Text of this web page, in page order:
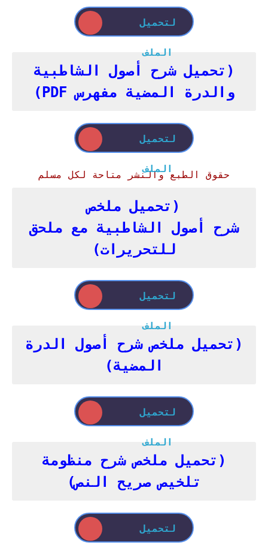
لتحميل
الملف
(تحميل شرح أصول الشاطبية
والدرة المضية مفهرس PDF)
لتحميل
الملف
حقوق الطبع والنشر متاحة لكل مسلم
(تحميل ملخص
شرح
أصول
الشاطبية مع ملحق
للتحريرات)
لتحميل
الملف
(تحميل ملخص شرح أصول الدرة
المضية)
لتحميل
الملف
(تحميل ملخص شرح منظومة
تلخيص صريح النص)
لتحميل